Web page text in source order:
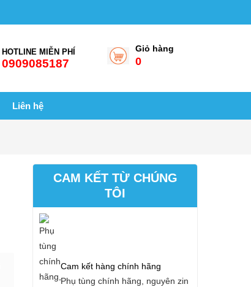
Giỏ hàng
0
HOTLINE MIỄN PHÍ
0909085187
Liên hệ
CAM KẾT TỪ CHÚNG
TÔI
Cam kết hàng chính hãng
Phụ tùng chính hãng, nguyên zin